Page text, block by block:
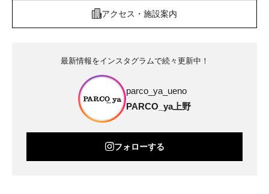
アクセス・施設案内
最新情報をインスタグラムで続々更新中！
parco_ya_ueno
PARCO_ya上野
フォローする